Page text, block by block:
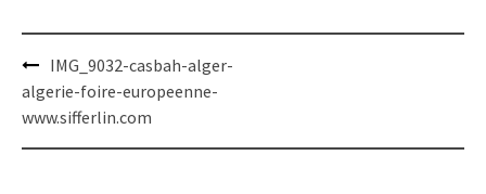
Post
navigation
IMG_9032-casbah-alger-
algerie-foire-europeenne-
www.sifferlin.com